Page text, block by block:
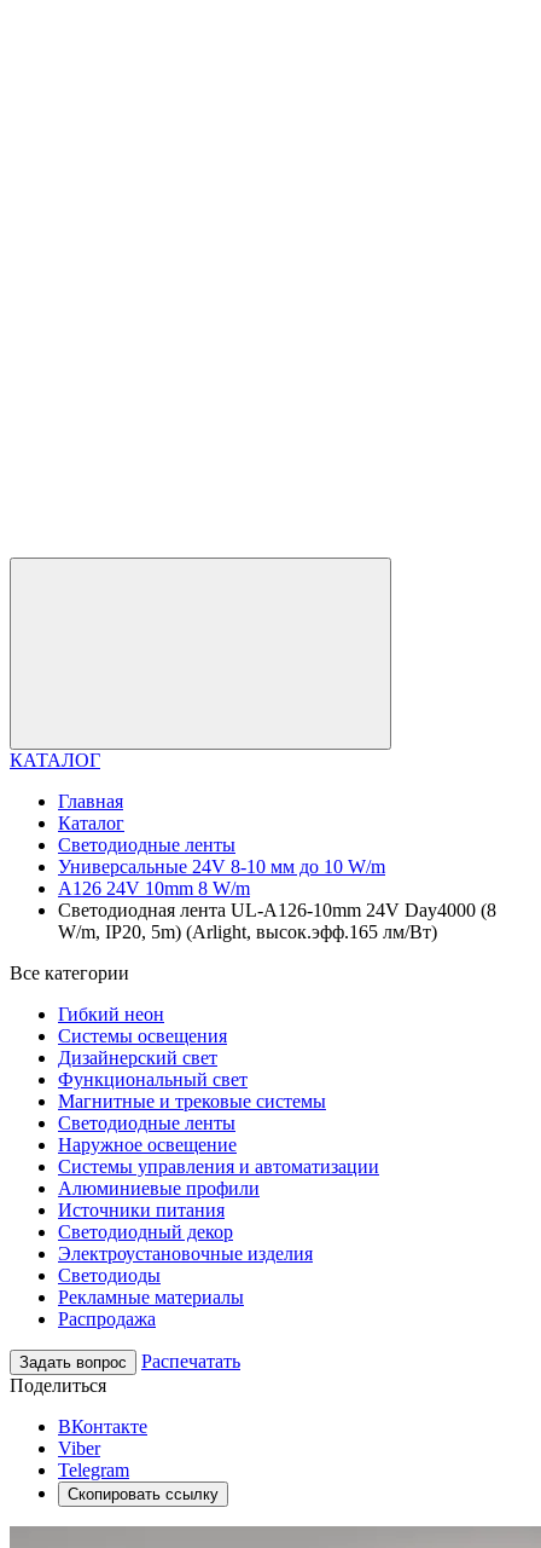
КАТАЛОГ
Главная
Каталог
Светодиодные ленты
Универсальные 24V 8-10 мм до 10 W/m
A126 24V 10mm 8 W/m
Светодиодная лента UL-A126-10mm 24V Day4000 (8
W/m, IP20, 5m) (Arlight, высок.эфф.165 лм/Вт)
Все категории
Гибкий неон
Системы освещения
Дизайнерский свет
Функциональный свет
Магнитные и трековые системы
Светодиодные ленты
Наружное освещение
Системы управления и автоматизации
Алюминиевые профили
Источники питания
Светодиодный декор
Электроустановочные изделия
Светодиоды
Рекламные материалы
Распродажа
Задать вопрос
Распечатать
Поделиться
ВКонтакте
Viber
Telegram
Скопировать ссылку